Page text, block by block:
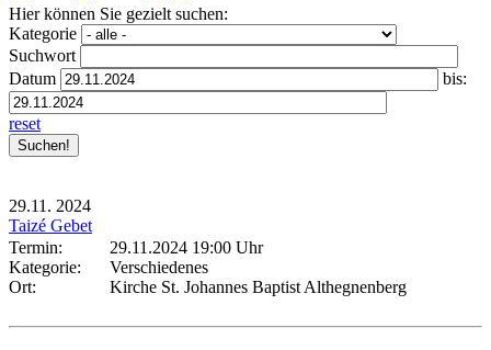
Hier können Sie gezielt suchen:
Kategorie
Suchwort
Datum
bis:
reset
29.11. 2024
Taizé Gebet
Termin:
29.11.2024 19:00 Uhr
Kategorie:
Verschiedenes
Ort:
Kirche St. Johannes Baptist Althegnenberg